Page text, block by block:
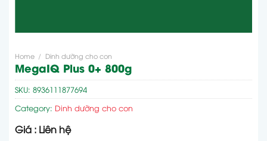
Home / Dinh dưỡng cho con
MegaIQ Plus 0+ 800g
SKU: 8936111877694
Category: Dinh dưỡng cho con
Giá : Liên hệ